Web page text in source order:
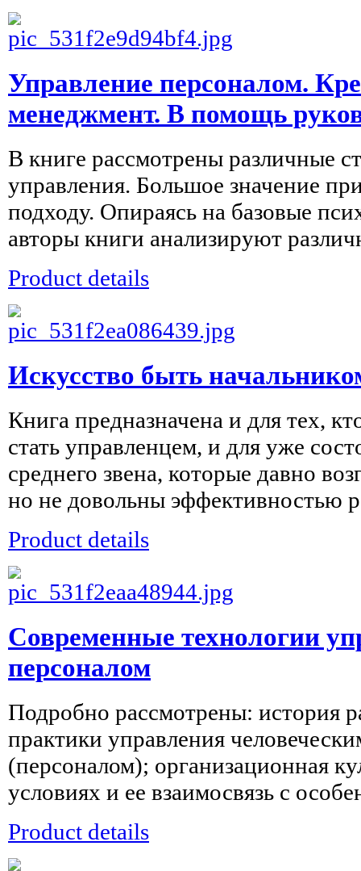
Управление персоналом.
менеджмент. В помощь
В книге рассмотрены различные
управления. Большое значение
подходу. Опираясь на базовые
авторы книги анализируют
Product details
Искусство быть
Книга предназначена и для тех,
стать управленцем, и для уже
среднего звена, которые давно
но не довольны эффективностью
Product details
Современные технологии
персоналом
Подробно рассмотрены: история
практики управления
(персоналом); организационная
условиях и ее взаимосвязь с
Product details